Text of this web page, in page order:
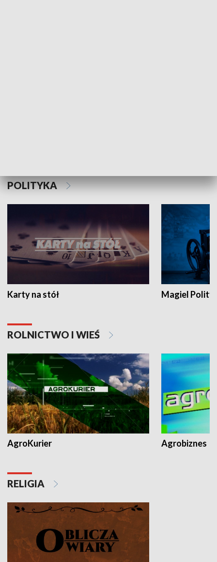
POLITYKA
Karty na stół Magiel
ROLNICTWO I WIEŚ
AgroKurier Agrobiznes
RELIGIA